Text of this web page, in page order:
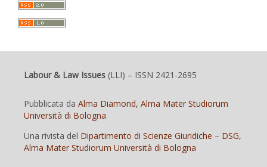
Labour & Law Issues (LLI) – ISSN 2421-2695
Pubblicata da Alma Diamond, Alma Mater Studiorum
Università di Bologna
Una rivista del Dipartimento di Scienze Giuridiche – DSG,
Alma Mater Studiorum Università di Bologna